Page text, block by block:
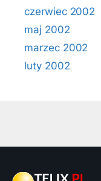
czerwiec 2002
maj 2002
marzec 2002
luty 2002